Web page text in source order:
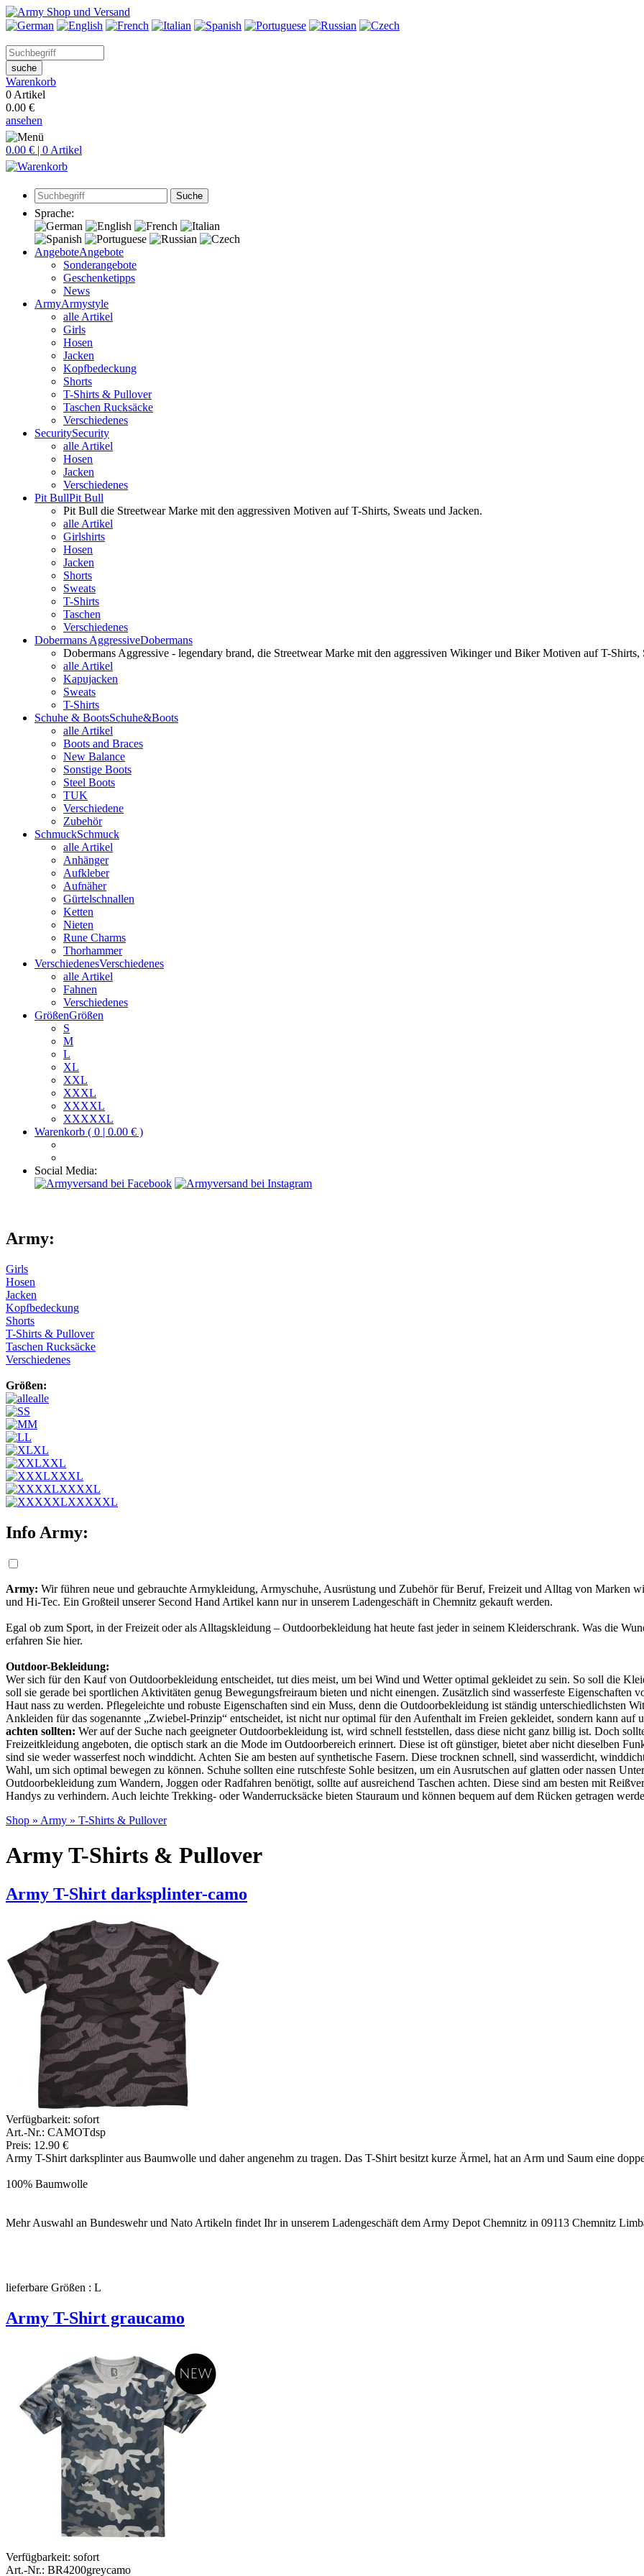
suche
Warenkorb
0 Artikel
0.00 €
ansehen
0.00 € | 0 Artikel
Suche
Sprache:
AngeboteAngebote
Sonderangebote
Geschenketipps
News
ArmyArmystyle
alle Artikel
Girls
Hosen
Jacken
Kopfbedeckung
Shorts
T-Shirts & Pullover
Taschen Rucksäcke
Verschiedenes
SecuritySecurity
alle Artikel
Hosen
Jacken
Verschiedenes
Pit BullPit Bull
Pit Bull die Streetwear Marke mit den aggressiven Motiven auf T-Shirts, Sweats und Jacken.
alle Artikel
Girlshirts
Hosen
Jacken
Shorts
Sweats
T-Shirts
Taschen
Verschiedenes
Dobermans AggressiveDobermans
Dobermans Aggressive - legendary brand, die Streetwear Marke mit den aggressiven Wikinger und Biker Motiven auf T-Shirts,
alle Artikel
Kapujacken
Sweats
T-Shirts
Schuhe & BootsSchuhe&Boots
alle Artikel
Boots and Braces
New Balance
Sonstige Boots
Steel Boots
TUK
Verschiedene
Zubehör
SchmuckSchmuck
alle Artikel
Anhänger
Aufkleber
Aufnäher
Gürtelschnallen
Ketten
Nieten
Rune Charms
Thorhammer
VerschiedenesVerschiedenes
alle Artikel
Fahnen
Verschiedenes
GrößenGrößen
S
M
L
XL
XXL
XXXL
XXXXL
XXXXXL
Warenkorb ( 0 | 0.00 € )
Social Media:
Army:
Girls
Hosen
Jacken
Kopfbedeckung
Shorts
T-Shirts & Pullover
Taschen Rucksäcke
Verschiedenes
Größen:
alle
S
M
L
XL
XXL
XXXL
XXXXL
XXXXXL
Info Army:
Army: Wir führen neue und gebrauchte Armykleidung, Armyschuhe, Ausrüstung und Zubehör für Beruf, Freizeit und Alltag von
und Hi-Tec. Ein Großteil unserer Second Hand Artikel kann nur in unserem Ladengeschäft in Chemnitz gekauft werden.
Egal ob zum Sport, in der Freizeit oder als Alltagskleidung – Outdoorbekleidung hat heute fast jeder in seinem Kleiderschrank. Was die
erfahren Sie hier.
Outdoor-Bekleidung:
Wer sich für den Kauf von Outdoorbekleidung entscheidet, tut dies meist, um bei Wind und Wetter optimal gekleidet zu sein. So soll die
soll sie gerade bei sportlichen Aktivitäten genug Bewegungsfreiraum bieten und nicht einengen. Zusätzlich sind wasserfeste Eigenschaften
Haut nass zu werden. Pflegeleichte und robuste Eigenschaften sind ein Muss, denn die Outdoorbekleidung ist ständig unterschiedlichsten
Ankleiden für das sogenannte „Zwiebel-Prinzip“ entscheidet, ist nicht nur optimal für den Aufenthalt im Freien gekleidet, sondern kann auf
achten sollten: Wer auf der Suche nach geeigneter Outdoorbekleidung ist, wird schnell feststellen, dass diese nicht ganz billig ist. Doch
Freizeitkleidung angeboten, die optisch stark an die Mode im Outdoorbereich erinnert. Diese ist oft günstiger, bietet aber nicht dieselben
sind sie weder wasserfest noch winddicht. Achten Sie am besten auf synthetische Fasern. Diese trocknen schnell, sind wasserdicht,
Wahl, um sich optimal bewegen zu können. Schuhe sollten eine rutschfeste Sohle besitzen, um ein Ausrutschen auf glatten oder nassen
Outdoorbekleidung zum Wandern, Joggen oder Radfahren benötigt, sollte auf ausreichend Taschen achten. Diese sind am besten mit
Handys zu verhindern. Auch leichte Trekking- oder Wanderrucksäcke bieten Stauraum und können bequem auf dem Rücken getragen
Shop » Army » T-Shirts & Pullover
Army T-Shirts & Pullover
Army T-Shirt darksplinter-camo
Verfügbarkeit: sofort
Art.-Nr.: CAMOTdsp
Preis: 12.90 €
Army T-Shirt darksplinter aus Baumwolle und daher angenehm zu tragen. Das T-Shirt besitzt kurze Ärmel, hat an Arm und Saum eine
100% Baumwolle
Mehr Auswahl an Bundeswehr und Nato Artikeln findet Ihr in unserem Ladengeschäft dem Army Depot Chemnitz in 09113 Chemnitz
lieferbare Größen : L
Army T-Shirt graucamo
Verfügbarkeit: sofort
Art.-Nr.: BR4200greycamo